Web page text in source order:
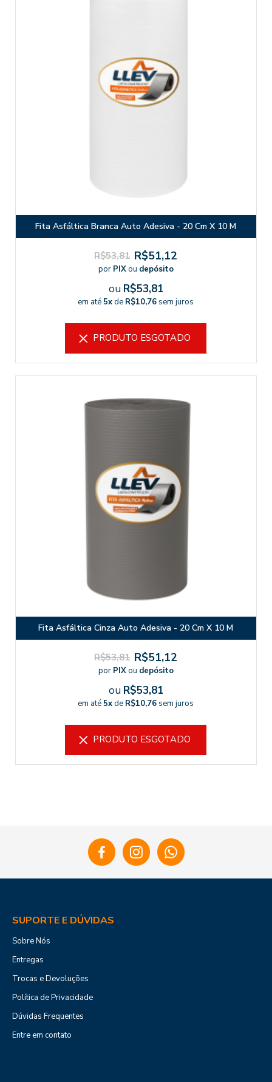
Fita Asfáltica Branca Auto Adesiva - 20 Cm X 10 M
R$53,81 R$51,12
por PIXou depósito
ou R$53,81
em até 5xde R$10,76 sem juros
PRODUTO ESGOTADO
Fita Asfáltica Cinza Auto Adesiva - 20 Cm X 10 M
R$53,81 R$51,12
por PIXou depósito
ou R$53,81
em até 5xde R$10,76 sem juros
PRODUTO ESGOTADO
SUPORTE E DÚVIDAS
Sobre Nós
Entregas
Trocas e Devoluções
Política de Privacidade
Dúvidas Frequentes
Entre em contato